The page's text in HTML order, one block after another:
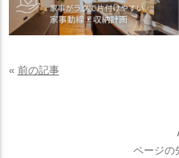
« 前の記事
ページの